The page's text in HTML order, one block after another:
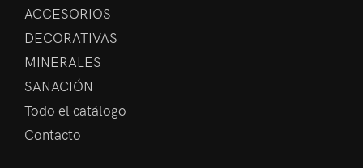
ACCESORIOS
DECORATIVAS
MINERALES
SANACIÓN
Todo el catálogo
Contacto